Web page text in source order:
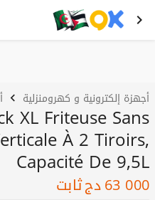
أجهزة إلكترونية و كهرومنزلية
XL Friteuse Sans
À 2 Tiroirs,
Capacité De 9,5L
63 000دجثابت